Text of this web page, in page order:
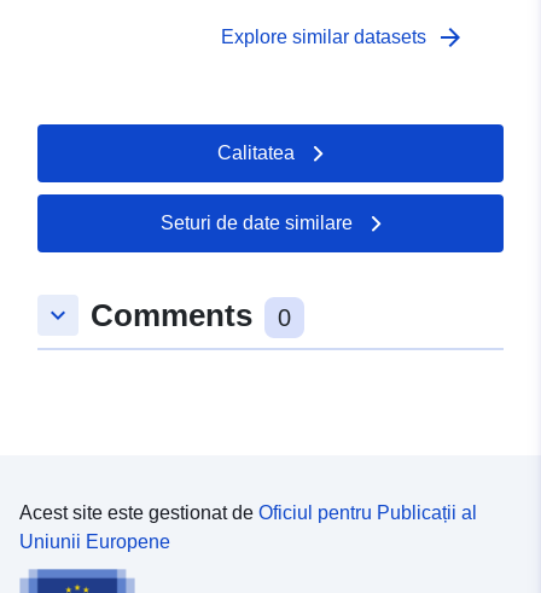
Explore similar datasets arrow_forward
Calitatea
Seturi de date similare
keyboard_arrow_down Comments 0
Acest site este gestionat de Oficiul pentru Publicații al
Uniunii Europene